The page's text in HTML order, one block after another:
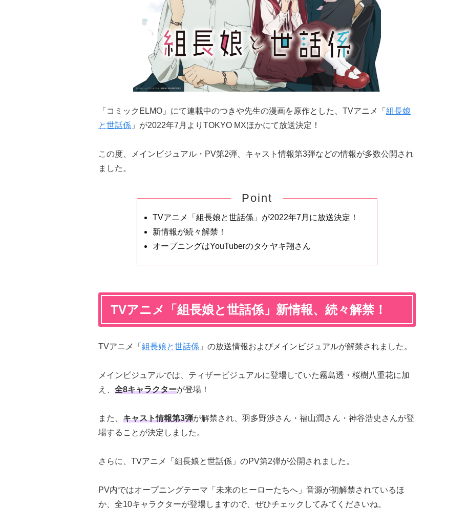
「コミックELMO」にて連載中のつきや先生の漫画を原作とした、TVアニメ「 組長娘
と世話係 」が2022年7月よりTOKYO MXほかにて放送決定！
この度、メインビジュアル・PV第2弾、キャスト情報第3弾などの情報が多数公開され
ました。
Point
TVアニメ「組長娘と世話係」が2022年7月に放送決定！
新情報が続々解禁！
オープニングはYouTuberのタケヤキ翔さん
TVアニメ「組長娘と世話係」新情報、続々解禁！
TVアニメ「 組長娘と世話係 」の放送情報およびメインビジュアルが解禁されました。
メインビジュアルでは、ティザービジュアルに登場していた霧島透・桜樹八重花に加
え、 全8キャラクターが登場！
また、 キャスト情報第3弾が解禁され、羽多野渉さん・福山潤さん・神谷浩史さんが登
場することが決定しました。
さらに、TVアニメ「組長娘と世話係」のPV第2弾が公開されました。
PV内ではオープニングテーマ「未来のヒーローたちへ」音源が初解禁されているほ
か、全10キャラクターが登場しますので、ぜひチェックしてみてくださいね。